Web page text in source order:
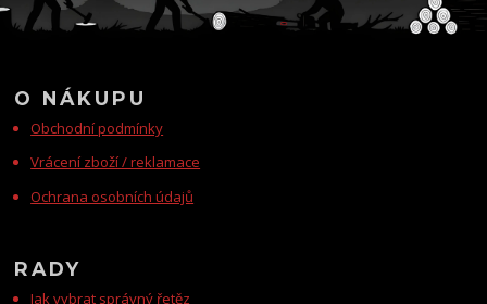
O NÁKUPU
Obchodní podmínky
Vrácení zboží / reklamace
Ochrana osobních údajů
RADY
Jak vybrat správný řetěz